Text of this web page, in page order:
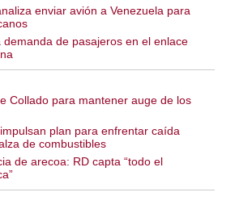
enviar avión a Venezuela para
demanda de pasajeros en el enlace
Collado para mantener auge de los
plan para enfrentar caída
de combustibles
de arecoa: RD capta “todo el